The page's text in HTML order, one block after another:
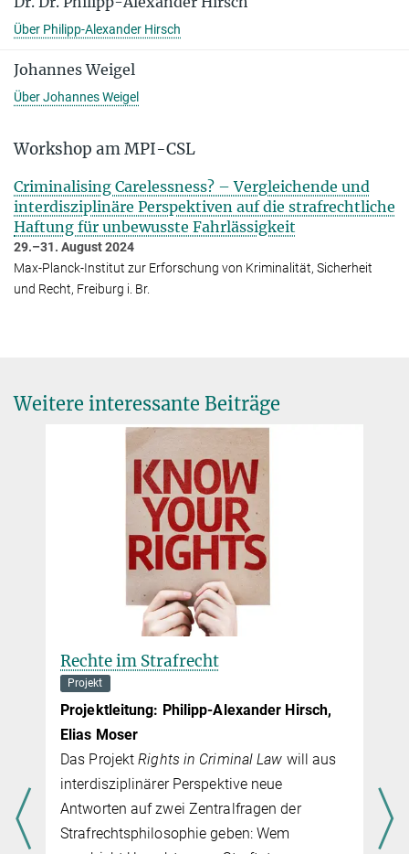
Über Philipp-Alexander Hirsch
Johannes Weigel
Über Johannes Weigel
Workshop am MPI-CSL
Criminalising Carelessness? – Ver­glei­chende und
in­ter­dis­zi­plinäre Per­spek­ti­ven auf die straf­recht­li­che
Haftung für unbewusste Fahrlässigkeit
29.–31. August 2024
Max-Planck-Institut zur Erforschung von Kriminalität, Sicherheit
und Recht, Freiburg i. Br.
Weitere interessante Beiträge
Rechte im Strafrecht
Projekt
Projektleitung: Philipp-Alexander Hirsch,
Elias Moser
Das ProjektRights in Criminal Law will aus
interdisziplinärer Perspektive neue
Antworten auf zwei Zentralfragen der
Strafrechtsphilosophie geben: Wem